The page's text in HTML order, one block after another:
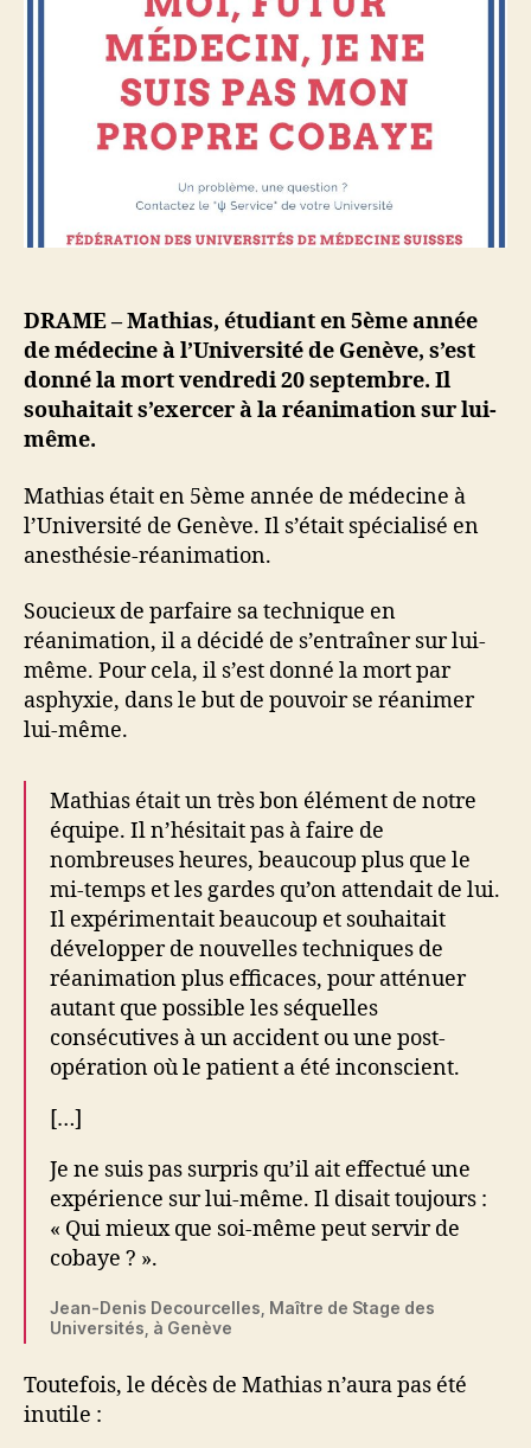
DRAME – Mathias, étudiant en 5ème année
de médecine à l’Université de Genève, s’est
donné la mort vendredi 20 septembre. Il
souhaitait s’exercer à la réanimation sur lui-
même.
Mathias était en 5ème année de médecine à
l’Université de Genève. Il s’était spécialisé en
anesthésie-réanimation.
Soucieux de parfaire sa technique en
réanimation, il a décidé de s’entraîner sur lui-
même. Pour cela, il s’est donné la mort par
asphyxie, dans le but de pouvoir se réanimer
lui-même.
Mathias était un très bon élément de notre
équipe. Il n’hésitait pas à faire de
nombreuses heures, beaucoup plus que le
mi-temps et les gardes qu’on attendait de lui.
Il expérimentait beaucoup et souhaitait
développer de nouvelles techniques de
réanimation plus efficaces, pour atténuer
autant que possible les séquelles
consécutives à un accident ou une post-
opération où le patient a été inconscient.
[…]
Je ne suis pas surpris qu’il ait effectué une
expérience sur lui-même. Il disait toujours :
« Qui mieux que soi-même peut servir de
cobaye ? ».
Jean-Denis Decourcelles, Maître de Stage des
Universités, à Genève
Toutefois, le décès de Mathias n’aura pas été
inutile :